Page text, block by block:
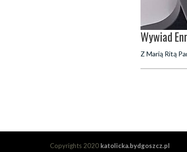
Wywiad
Z Marią Ritą
Copyrights 2020 katolicka.bydgoszcz.pl